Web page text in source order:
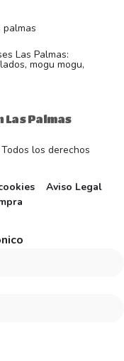
Las Palmas:
mogu mogu,
Palmas
los derechos
Aviso Legal